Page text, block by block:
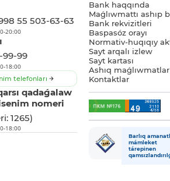
55 503-63-63
20:00
99-99
18:00
telefonları
qadaǵalaw
nomeri
1265)
18:00
Bank haqqında
Maǵlıwmattı ashıp
Bank rekvizitleri
Baspasóz orayı
Normativ-huqıqıy
Sayt arqalı izlew
Sayt kartası
Ashıq maǵlıwmatlar
Kontaktlar
Barlıq
mámleket
tárepinen